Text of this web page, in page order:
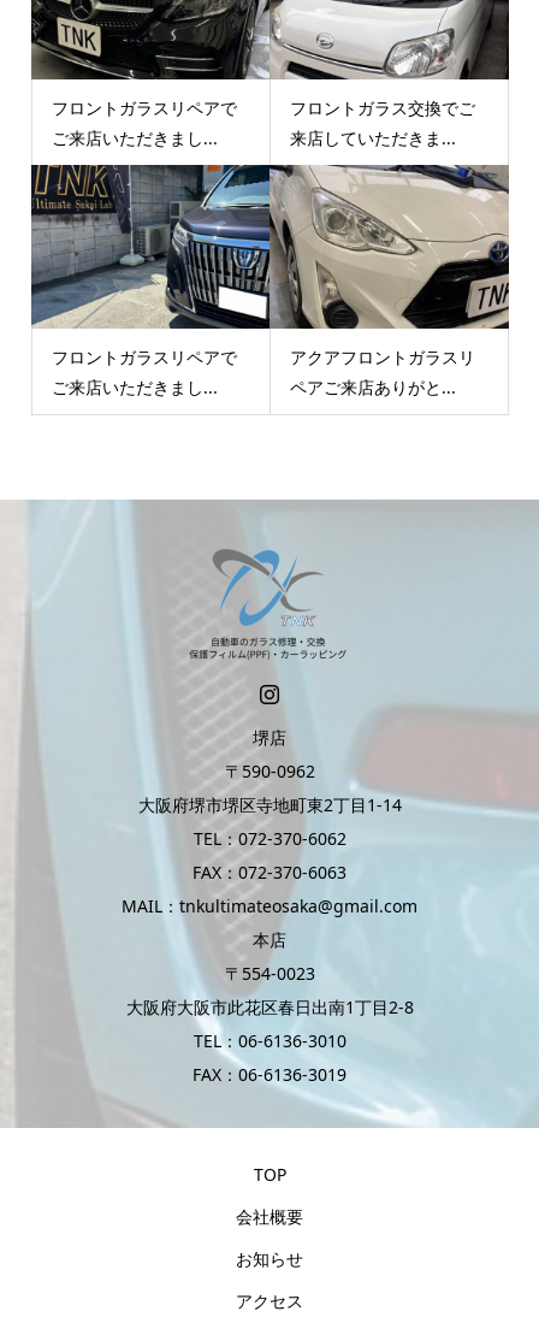
フロントガラスリペアで
ご来店いただきまし...
フロントガラス交換でご
来店していただきま...
フロントガラスリペアで
ご来店いただきまし...
アクアフロントガラスリ
ペアご来店ありがと...
堺店
〒590-0962
大阪府堺市堺区寺地町東2丁目1-14
TEL：072-370-6062
FAX：072-370-6063
MAIL：tnkultimateosaka@gmail.com
本店
〒554-0023
大阪府大阪市此花区春日出南1丁目2-8
TEL：06-6136-3010
FAX：06-6136-3019
TOP
会社概要
お知らせ
アクセス